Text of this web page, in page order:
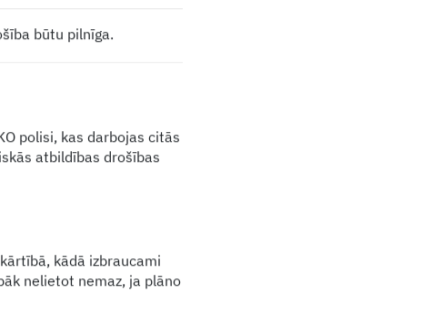
būtu pilnīga.
polisi, kas darbojas citās
atbildības drošības
kādā izbraucami
nelietot nemaz, ja plāno